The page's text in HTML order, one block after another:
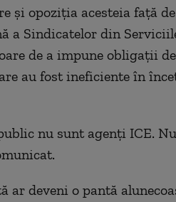
și opoziția acesteia față
a Sindicatelor din
de a impune obligații
au fost ineficiente în
nu sunt agenți ICE.
ar deveni o pantă